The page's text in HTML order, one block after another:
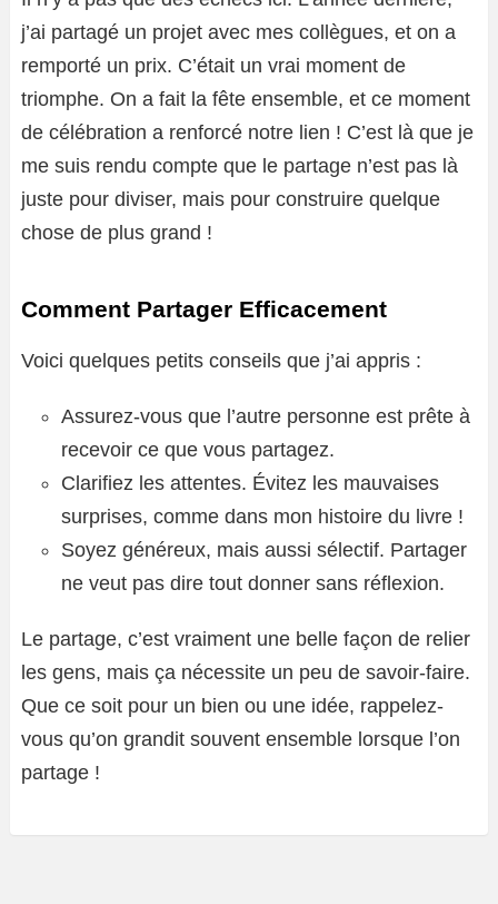
j’ai partagé un projet avec mes collègues, et on a
remporté un prix. C’était un vrai moment de
triomphe. On a fait la fête ensemble, et ce moment
de célébration a renforcé notre lien ! C’est là que je
me suis rendu compte que le partage n’est pas là
juste pour diviser, mais pour construire quelque
chose de plus grand !
Comment Partager Efficacement
Voici quelques petits conseils que j’ai appris :
Assurez-vous que l’autre personne est prête à
recevoir ce que vous partagez.
Clarifiez les attentes. Évitez les mauvaises
surprises, comme dans mon histoire du livre !
Soyez généreux, mais aussi sélectif. Partager
ne veut pas dire tout donner sans réflexion.
Le partage, c’est vraiment une belle façon de relier
les gens, mais ça nécessite un peu de savoir-faire.
Que ce soit pour un bien ou une idée, rappelez-
vous qu’on grandit souvent ensemble lorsque l’on
partage !